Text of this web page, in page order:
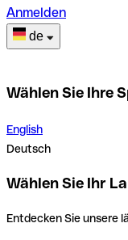
Anmelden
de
Wählen Sie Ihre
English
Deutsch
Wählen Sie Ihr
Entdecken Sie unsere